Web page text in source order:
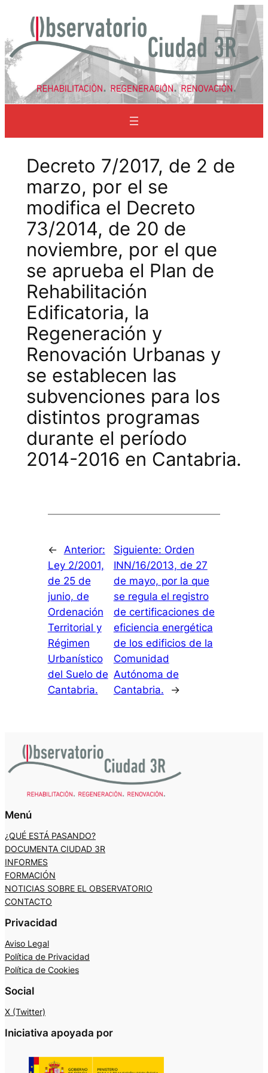
contenido
Decreto 7/2017, de 2 de
marzo, por el se
modifica el Decreto
73/2014, de 20 de
noviembre, por el que
se aprueba el Plan de
Rehabilitación
Edificatoria, la
Regeneración y
Renovación Urbanas y
se establecen las
subvenciones para los
distintos programas
durante el período
2014-2016 en Cantabria.
←
Anterior:
Ley 2/2001,
de 25 de
junio, de
Ordenación
Territorial y
Régimen
Urbanístico
del Suelo de
Cantabria.
Siguiente: Orden
INN/16/2013, de 27
de mayo, por la que
se regula el registro
de certificaciones de
eficiencia energética
de los edificios de la
Comunidad
Autónoma de
Cantabria.
→
Menú
¿QUÉ ESTÁ PASANDO?
DOCUMENTA CIUDAD 3R
INFORMES
FORMACIÓN
NOTICIAS SOBRE EL OBSERVATORIO
CONTACTO
Privacidad
Aviso Legal
Política de Privacidad
Política de Cookies
Social
X (Twitter)
Iniciativa apoyada por